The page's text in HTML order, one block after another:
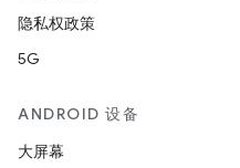
隐私权政策
5G
ANDROID 设备
大屏幕